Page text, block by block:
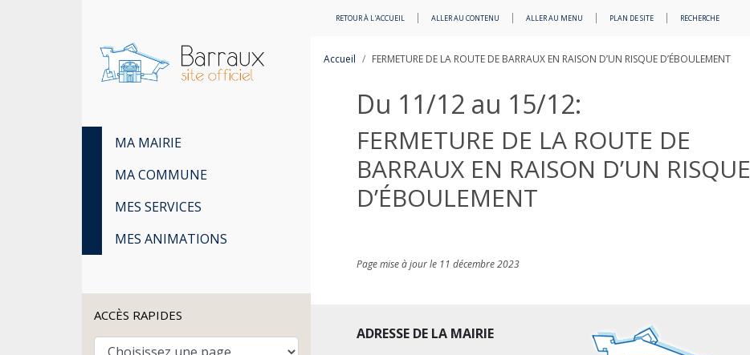
RETOUR À L'ACCUEIL ALLER AU CONTENU ALLER AU MENU PLAN DE SITE RECHERCHE
MA MAIRIE
MA COMMUNE
MES SERVICES
MES ANIMATIONS
ACCÈS RAPIDES
Accueil FERMETURE DE LA ROUTE DE BARRAUX EN RAISON D’UN RISQUE D’ÉBOULEMENT
Du 11/12 au 15/12:
FERMETURE DE LA ROUTE DE
BARRAUX EN RAISON D’UN RISQUE
D’ÉBOULEMENT
Page mise à jour le 11 décembre 2023
ADRESSE DE LA MAIRIE